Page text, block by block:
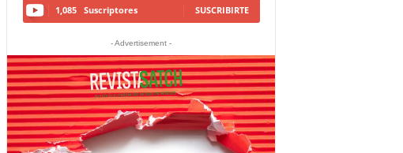
1,085 Suscriptores SUSCRIBIRTE
- Advertisement -